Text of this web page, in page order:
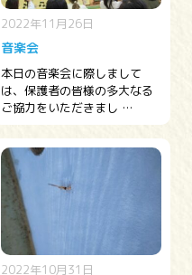
2022年11月26日
音楽会
本日の音楽会に際しまして
は、保護者の皆様の多大なる
ご協力をいただきまし …
2022年10月31日